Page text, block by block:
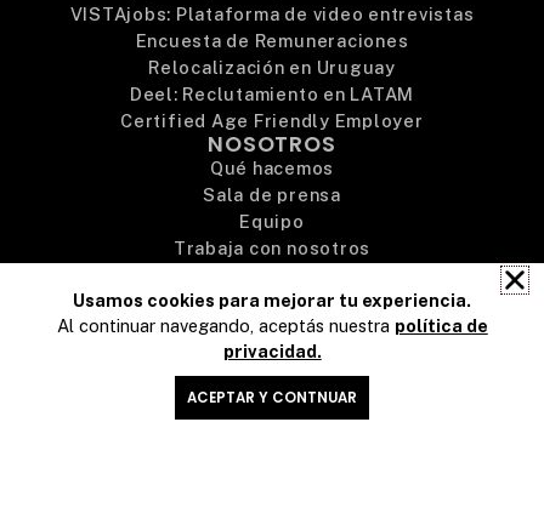
Contacto Busco Empleo
VISTAjobs: Plataforma de video entrevistas
Encuesta de Remuneraciones
Relocalización en Uruguay
Deel: Reclutamiento en LATAM
Certified Age Friendly Employer
NOSOTROS
Qué hacemos
Sala de prensa
Equipo
Trabaja con nosotros
Contacto
© 2026 Advice – Todos los derechos reservados
Ver Términos y Condiciones
Usamos cookies para mejorar tu experiencia.
Al continuar navegando, aceptás nuestra política de
privacidad.
ACEPTAR Y CONTNUAR